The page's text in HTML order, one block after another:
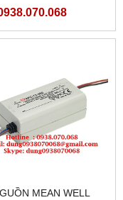
12-12
MEAN WELL